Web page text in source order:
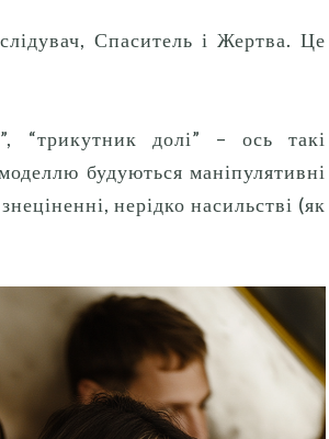
Спаситель і Жертва. Це
“трикутник долі” – ось такі
будуються маніпулятивні
нерідко насильстві (як